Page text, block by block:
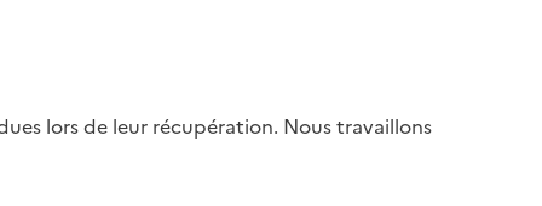
lors de leur récupération. Nous travaillons